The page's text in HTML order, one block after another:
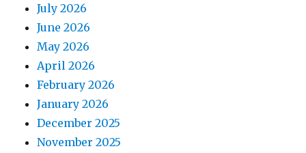
July 2026
June 2026
May 2026
April 2026
February 2026
January 2026
December 2025
November 2025